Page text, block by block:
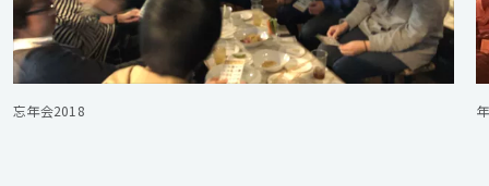
忘年会2018